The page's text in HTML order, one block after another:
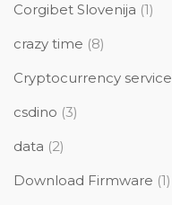
Corgibet Slovenija (1)
crazy time (8)
Cryptocurrency service
csdino (3)
data (2)
Download Firmware (1)